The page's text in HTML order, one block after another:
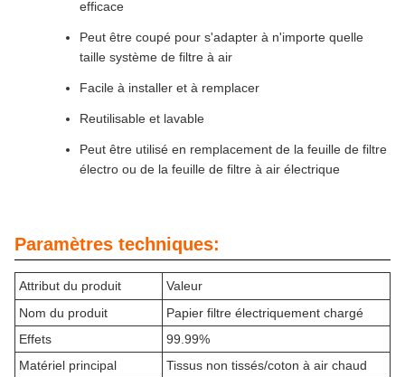
efficace
Peut être coupé pour s'adapter à n'importe quelle
taille système de filtre à air
Facile à installer et à remplacer
Reutilisable et lavable
Peut être utilisé en remplacement de la feuille de filtre
électro ou de la feuille de filtre à air électrique
Paramètres techniques:
Attribut du produit
Valeur
Nom du produit
Papier filtre électriquement chargé
Effets
99.99%
Matériel principal
Tissus non tissés/coton à air chaud